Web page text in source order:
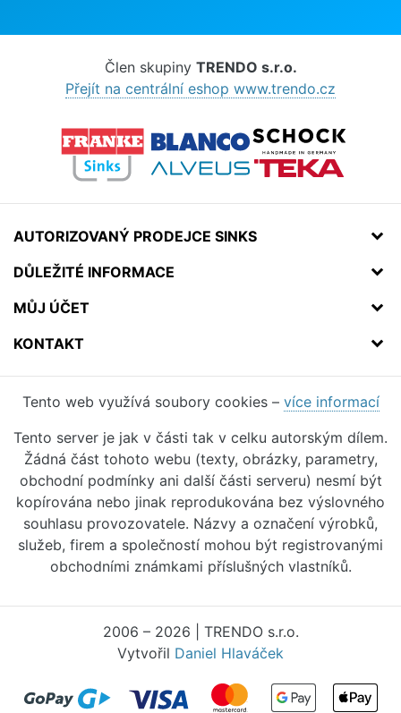
Člen skupiny TRENDO s.r.o.
Přejít na centrální eshop www.trendo.cz
AUTORIZOVANÝ PRODEJCE SINKS
DŮLEŽITÉ INFORMACE
MŮJ ÚČET
KONTAKT
Tento web využívá soubory cookies – více informací
Tento server je jak v části tak v celku autorským dílem.
Žádná část tohoto webu (texty, obrázky, parametry,
obchodní podmínky ani další části serveru) nesmí být
kopírována nebo jinak reprodukována bez výslovného
souhlasu provozovatele. Názvy a označení výrobků,
služeb, firem a společností mohou být registrovanými
obchodními známkami příslušných vlastníků.
2006 – 2026 | TRENDO s.r.o.
Vytvořil Daniel Hlaváček